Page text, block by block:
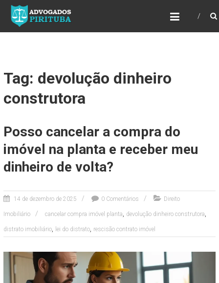
ADVOGADOS PIRITUBA
Precisando de advogado? Entre em contato!
Fazemos toda a assessoria que você
Tag: devolução dinheiro
construtora
Posso cancelar a compra do
imóvel na planta e receber meu
dinheiro de volta?
14 de dezembro de 2025 0 Comentários Direito
Imobiliário cancelar compra imóvel planta, devolução dinheiro construtora,
distrato imobiliário, lei do distrato, rescisão contrato imóvel